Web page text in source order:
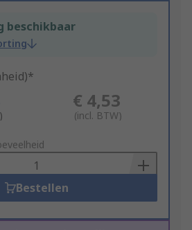
beschikbaar
€ 4,53
(incl. BTW)
Bestellen